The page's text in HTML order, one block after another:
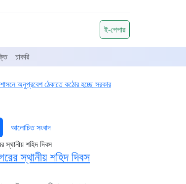
ই-পেপার
চাকরি
অনুপ্রবেশ ঠেকাতে কঠোর হচ্ছে সরকার
আলোচিত সংবাদ
স্থানীয় শহিদ দিবস